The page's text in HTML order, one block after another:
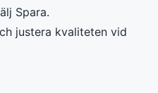
Spara.
justera kvaliteten vid